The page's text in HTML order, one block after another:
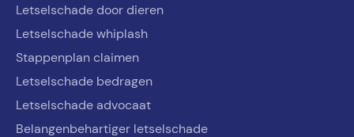
Letselschade door dieren
Letselschade whiplash
Stappenplan claimen
Letselschade bedragen
Letselschade advocaat
Belangenbehartiger letselschade